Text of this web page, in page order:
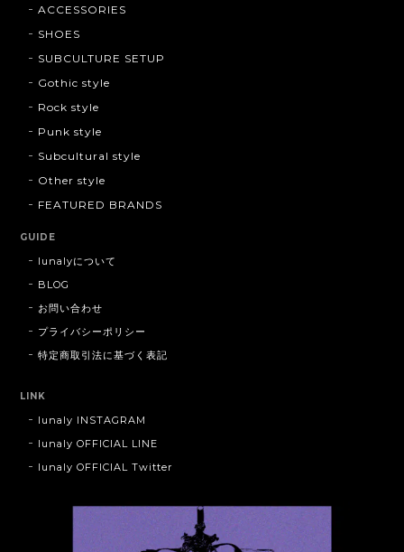
ACCESSORIES
SHOES
SUBCULTURE SETUP
Gothic style
Rock style
Punk style
Subcultural style
Other style
FEATURED BRANDS
GUIDE
lunalyについて
BLOG
お問い合わせ
プライバシーポリシー
特定商取引法に基づく表記
LINK
lunaly INSTAGRAM
lunaly OFFICIAL LINE
lunaly OFFICIAL Twitter